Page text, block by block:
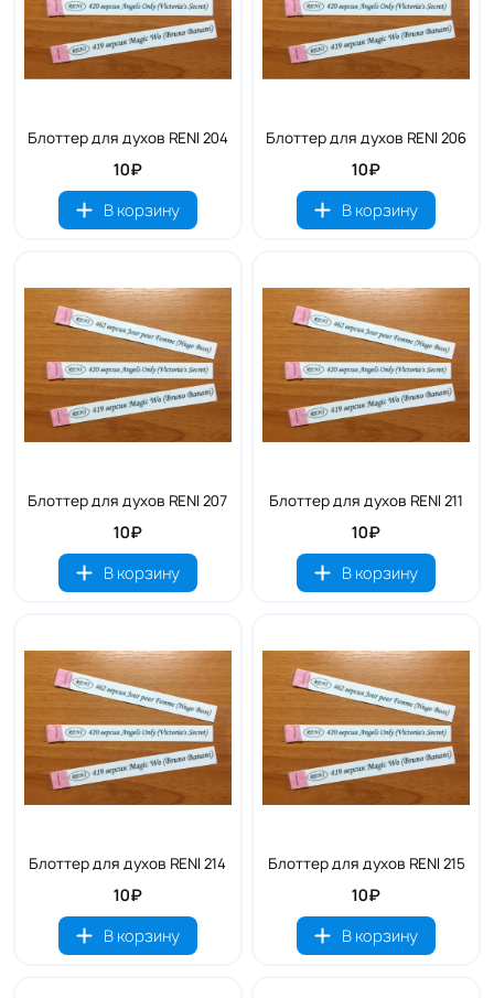
Блоттер для духов RENI 204
10₽
В корзину
Блоттер для духов RENI 206
10₽
В корзину
Блоттер для духов RENI 207
10₽
В корзину
Блоттер для духов RENI 211
10₽
В корзину
Блоттер для духов RENI 214
10₽
В корзину
Блоттер для духов RENI 215
10₽
В корзину